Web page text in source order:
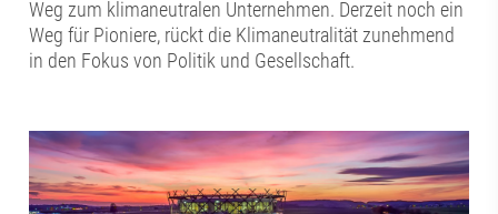
Weg zum klimaneutralen Unternehmen. Derzeit noch ein
Weg für Pioniere, rückt die Klimaneutralität zunehmend
in den Fokus von Politik und Gesellschaft.